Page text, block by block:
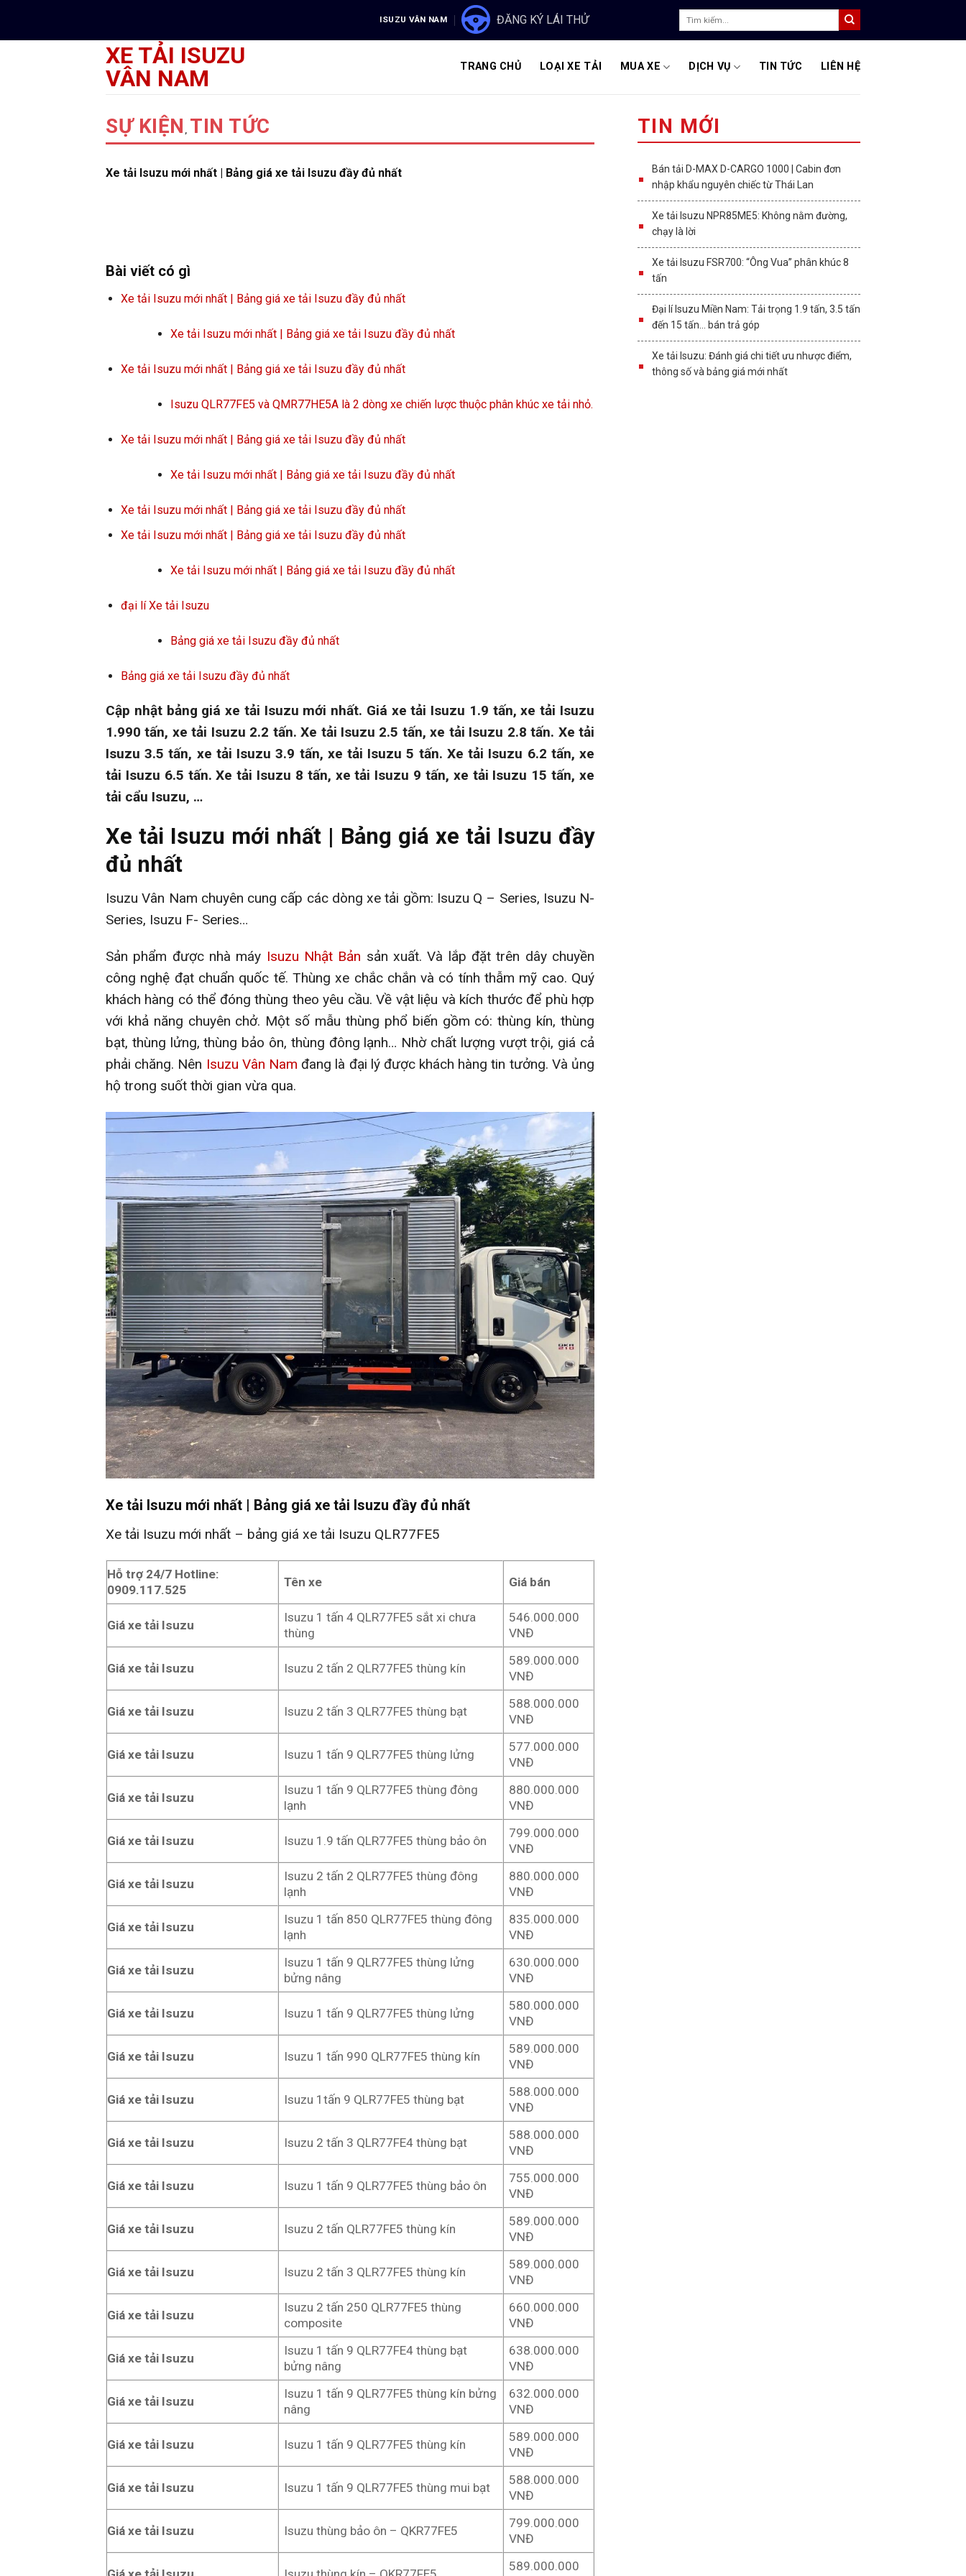
content
ISUZU VÂN NAM ĐĂNG KÝ LÁI THỬ
XE TẢI ISUZU
VÂN NAM
TRANG CHỦ LOẠI XE TẢI MUA XE DỊCH VỤ TIN TỨC LIÊN HỆ
SỰ KIỆN , TIN TỨC
Xe tải Isuzu mới nhất | Bảng giá xe tải Isuzu đầy đủ nhất
Bài viết có gì
Xe tải Isuzu mới nhất | Bảng giá xe tải Isuzu đầy đủ nhất
Xe tải Isuzu mới nhất | Bảng giá xe tải Isuzu đầy đủ nhất
Xe tải Isuzu mới nhất | Bảng giá xe tải Isuzu đầy đủ nhất
Isuzu QLR77FE5 và QMR77HE5A là 2 dòng xe chiến lược thuộc phân khúc xe tải nhỏ.
Xe tải Isuzu mới nhất | Bảng giá xe tải Isuzu đầy đủ nhất
Xe tải Isuzu mới nhất | Bảng giá xe tải Isuzu đầy đủ nhất
Xe tải Isuzu mới nhất | Bảng giá xe tải Isuzu đầy đủ nhất
Xe tải Isuzu mới nhất | Bảng giá xe tải Isuzu đầy đủ nhất
Xe tải Isuzu mới nhất | Bảng giá xe tải Isuzu đầy đủ nhất
đại lí Xe tải Isuzu
Bảng giá xe tải Isuzu đầy đủ nhất
Bảng giá xe tải Isuzu đầy đủ nhất
Cập nhật bảng giá xe tải Isuzu mới nhất. Giá xe tải Isuzu 1.9 tấn, xe tải Isuzu
1.990 tấn, xe tải Isuzu 2.2 tấn. Xe tải Isuzu 2.5 tấn, xe tải Isuzu 2.8 tấn. Xe tải
Isuzu 3.5 tấn, xe tải Isuzu 3.9 tấn, xe tải Isuzu 5 tấn. Xe tải Isuzu 6.2 tấn, xe
tải Isuzu 6.5 tấn. Xe tải Isuzu 8 tấn, xe tải Isuzu 9 tấn, xe tải Isuzu 15 tấn, xe
tải cẩu Isuzu, …
Xe tải Isuzu mới nhất | Bảng giá xe tải Isuzu đầy
đủ nhất
Isuzu Vân Nam chuyên cung cấp các dòng xe tải gồm: Isuzu Q – Series, Isuzu N-
Series, Isuzu F- Series…
Sản phẩm được nhà máy Isuzu Nhật Bản sản xuất. Và lắp đặt trên dây chuyền
công nghệ đạt chuẩn quốc tế. Thùng xe chắc chắn và có tính thẫm mỹ cao. Quý
khách hàng có thể đóng thùng theo yêu cầu. Về vật liệu và kích thước để phù hợp
với khả năng chuyên chở. Một số mẫu thùng phổ biến gồm có: thùng kín, thùng
bạt, thùng lửng, thùng bảo ôn, thùng đông lạnh… Nhờ chất lượng vượt trội, giá cả
phải chăng. Nên Isuzu Vân Nam đang là đại lý được khách hàng tin tưởng. Và ủng
hộ trong suốt thời gian vừa qua.
Xe tải Isuzu mới nhất | Bảng giá xe tải Isuzu đầy đủ nhất
Xe tải Isuzu mới nhất – bảng giá xe tải Isuzu QLR77FE5
Hỗ trợ 24/7 Hotline:
0909.117.525
Tên xe Giá bán
Giá xe tải Isuzu
Isuzu 1 tấn 4 QLR77FE5 sắt xi chưa
thùng
546.000.000
VNĐ
Giá xe tải Isuzu Isuzu 2 tấn 2 QLR77FE5 thùng kín
589.000.000
VNĐ
Giá xe tải Isuzu Isuzu 2 tấn 3 QLR77FE5 thùng bạt
588.000.000
VNĐ
Giá xe tải Isuzu Isuzu 1 tấn 9 QLR77FE5 thùng lửng
577.000.000
VNĐ
Giá xe tải Isuzu
Isuzu 1 tấn 9 QLR77FE5 thùng đông
lạnh
880.000.000
VNĐ
Giá xe tải Isuzu Isuzu 1.9 tấn QLR77FE5 thùng bảo ôn
799.000.000
VNĐ
Giá xe tải Isuzu
Isuzu 2 tấn 2 QLR77FE5 thùng đông
lạnh
880.000.000
VNĐ
Giá xe tải Isuzu
Isuzu 1 tấn 850 QLR77FE5 thùng đông
lạnh
835.000.000
VNĐ
Giá xe tải Isuzu
Isuzu 1 tấn 9 QLR77FE5 thùng lửng
bửng nâng
630.000.000
VNĐ
Giá xe tải Isuzu Isuzu 1 tấn 9 QLR77FE5 thùng lửng
580.000.000
VNĐ
Giá xe tải Isuzu Isuzu 1 tấn 990 QLR77FE5 thùng kín
589.000.000
VNĐ
Giá xe tải Isuzu Isuzu 1tấn 9 QLR77FE5 thùng bạt
588.000.000
VNĐ
Giá xe tải Isuzu Isuzu 2 tấn 3 QLR77FE4 thùng bạt
588.000.000
VNĐ
Giá xe tải Isuzu Isuzu 1 tấn 9 QLR77FE5 thùng bảo ôn
755.000.000
VNĐ
Giá xe tải Isuzu Isuzu 2 tấn QLR77FE5 thùng kín
589.000.000
VNĐ
Giá xe tải Isuzu Isuzu 2 tấn 3 QLR77FE5 thùng kín
589.000.000
VNĐ
Giá xe tải Isuzu
Isuzu 2 tấn 250 QLR77FE5 thùng
composite
660.000.000
VNĐ
Giá xe tải Isuzu
Isuzu 1 tấn 9 QLR77FE4 thùng bạt
bửng nâng
638.000.000
VNĐ
Giá xe tải Isuzu
Isuzu 1 tấn 9 QLR77FE5 thùng kín bửng
nâng
632.000.000
VNĐ
Giá xe tải Isuzu Isuzu 1 tấn 9 QLR77FE5 thùng kín
589.000.000
VNĐ
Giá xe tải Isuzu Isuzu 1 tấn 9 QLR77FE5 thùng mui bạt
588.000.000
VNĐ
Giá xe tải Isuzu Isuzu thùng bảo ôn – QKR77FE5
799.000.000
VNĐ
589.000.000
TIN MỚI
Bán tải D-MAX D-CARGO 1000 | Cabin đơn
nhập khẩu nguyên chiếc từ Thái Lan
Xe tải Isuzu NPR85ME5: Không nằm đường,
chạy là lời
Xe tải Isuzu FSR700: “Ông Vua” phân khúc 8
tấn
Đại lí Isuzu Miền Nam: Tải trọng 1.9 tấn, 3.5 tấn
đến 15 tấn… bán trả góp
Xe tải Isuzu: Đánh giá chi tiết ưu nhược điểm,
thông số và bảng giá mới nhất